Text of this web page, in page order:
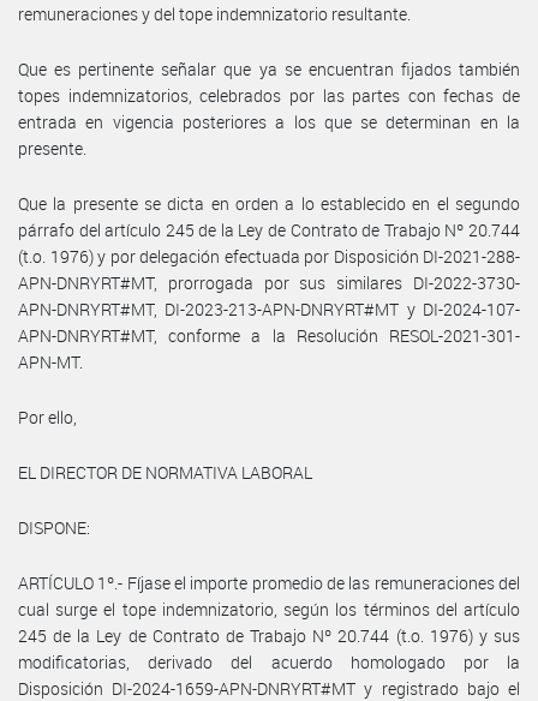
remuneraciones y del tope indemnizatorio resultante.
Que es pertinente señalar que ya se encuentran fijados también
topes indemnizatorios, celebrados por las partes con fechas de
entrada en vigencia posteriores a los que se determinan en la
presente.
Que la presente se dicta en orden a lo establecido en el segundo
párrafo del artículo 245 de la Ley de Contrato de Trabajo Nº 20.744
(t.o. 1976) y por delegación efectuada por Disposición DI-2021-288-
APN-DNRYRT#MT, prorrogada por sus similares DI-2022-3730-
APN-DNRYRT#MT, DI-2023-213-APN-DNRYRT#MT y DI-2024-107-
APN-DNRYRT#MT, conforme a la Resolución RESOL-2021-301-
APN-MT.
Por ello,
EL DIRECTOR DE NORMATIVA LABORAL
DISPONE:
ARTÍCULO 1º.- Fíjase el importe promedio de las remuneraciones del
cual surge el tope indemnizatorio, según los términos del artículo
245 de la Ley de Contrato de Trabajo Nº 20.744 (t.o. 1976) y sus
modificatorias, derivado del acuerdo homologado por la
Disposición DI-2024-1659-APN-DNRYRT#MT y registrado bajo el